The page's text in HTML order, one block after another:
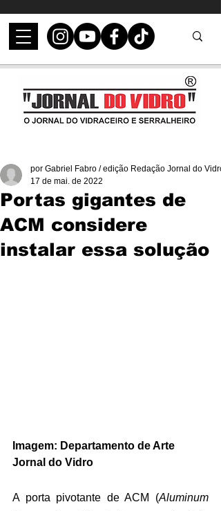
Portas gigantes de
ACM considere
instalar essa solução
por Gabriel Fabro / edição Redação Jornal do Vidro
17 de mai. de 2022
Imagem: Departamento de Arte
Jornal do Vidro
A porta pivotante de ACM (Aluminum